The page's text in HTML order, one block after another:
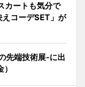
カートも気分で
コーデSET」が
先端技術展-に出